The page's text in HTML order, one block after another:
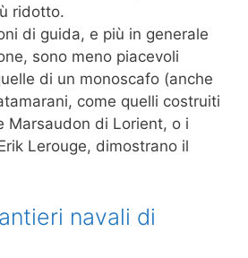
ridotto.
di guida, e più in generale
sono meno piacevoli
di un monoscafo (anche
come quelli costruiti
Marsaudon di Lorient, o i
Lerouge, dimostrano il
navali di